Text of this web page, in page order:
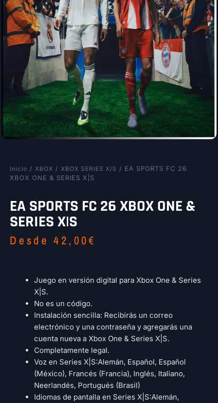
Inicio / XBOX / XBOX SERIES X/S / EA SPORTS FC 26
XBOX ONE & SERIES X|S
EA SPORTS FC 26 XBOX ONE &
SERIES X|S
Desde42,00€
Juego en versión digital para Xbox One & Series
X|S.
No es un código.
Instalación sencilla: Recibirás un correo
electrónico y una contraseña y agregarás una
cuenta nueva a Xbox One & Series X|S.
Completamente legal.
Voz en Series X|S:Alemán, Español, Español
(México), Francés (Francia), Inglés, Italiano,
Neerlandés, Portugués (Brasil)
Idiomas de pantalla en Series X|S:Alemán,